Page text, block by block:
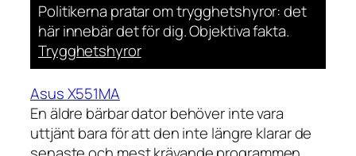
Politikerna pratar om trygghetshyror: det
här innebär det för dig. Objektiva fakta.
Trygghetshyror
Asus X551MA
En äldre bärbar dator behöver inte vara
uttjänt bara för att den inte längre klarar de